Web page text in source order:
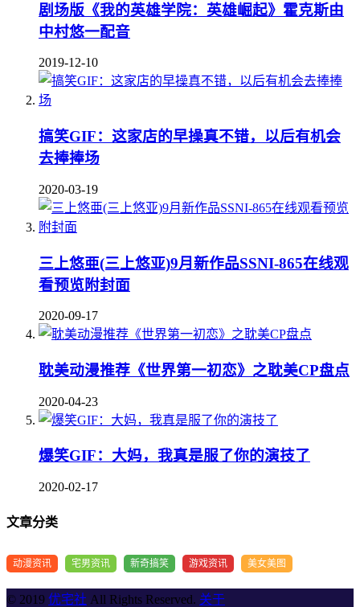
剧场版《我的英雄学院：英雄崛起》霍克斯由
中村悠一配音
2019-12-10
搞笑GIF：这家店的早操真不错，以后有机会
去捧捧场
2020-03-19
三上悠亜(三上悠亚)9月新作品SSNI-865在线观
看预览附封面
2020-09-17
耽美动漫推荐《世界第一初恋》之耽美CP盘点
2020-04-23
爆笑GIF：大妈，我真是服了你的演技了
2020-02-17
文章分类
动漫资讯 宅男资讯 新奇搞笑 游戏资讯 美女美图
© 2019 优宅社 All Rights Reserved. 关于